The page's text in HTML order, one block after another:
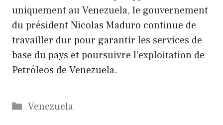
uniquement au Venezuela, le gouvernement
du président Nicolas Maduro continue de
travailler dur pour garantir les services de
base du pays et poursuivre l’exploitation de
Petróleos de Venezuela.
Catégories
Venezuela